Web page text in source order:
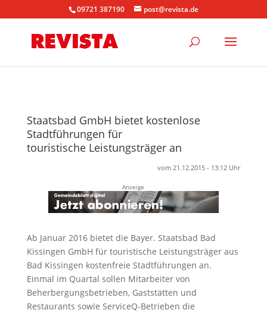
09721 387190 post@revista.de
Staatsbad GmbH bietet kostenlose
Stadtführungen für
touristische Leistungsträger an
vom 21.12.2015 - 13:12 Uhr
Anzeige
Ab Januar 2016 bietet die Bayer. Staatsbad Bad
Kissingen GmbH für touristische Leistungsträger aus
Bad Kissingen kostenfreie Stadtführungen an.
Einmal im Quartal sollen Mitarbeiter von
Beherbergungsbetrieben, Gaststätten und
Restaurants sowie ServiceQ-Betrieben die